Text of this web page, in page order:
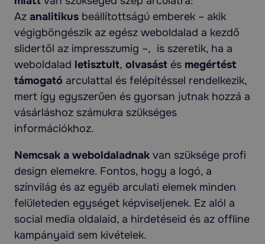
Az analitikus beállítottságú emberek – akik
végigböngészik az egész weboldalad a kezdő
slidertől az impresszumig –, is szeretik, ha a
weboldalad letisztult, olvasást és megértést
támogató arculattal és felépítéssel rendelkezik,
mert így egyszerűen és gyorsan jutnak hozzá a
vásárláshoz számukra szükséges
információkhoz.
Nemcsak a weboldaladnak van szüksége profi
design elemekre. Fontos, hogy a logó, a
színvilág és az egyéb arculati elemek minden
felületeden egységet képviseljenek. Ez alól a
social media oldalaid, a hirdetéseid és az offline
kampányaid sem kivételek.